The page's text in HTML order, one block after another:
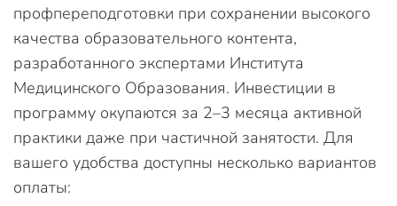
профпереподготовки при сохранении высокого
качества образовательного контента,
разработанного экспертами Института
Медицинского Образования. Инвестиции в
программу окупаются за 2–3 месяца активной
практики даже при частичной занятости. Для
вашего удобства доступны несколько вариантов
оплаты: